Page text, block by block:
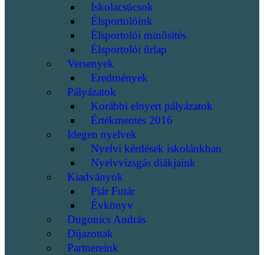
Iskolacsúcsok
Élsportolóink
Élsportolói minősítés
Élsportolói űrlap
Versenyek
Eredmények
Pályázatok
Korábbi elnyert pályázatok
Értékmentés 2016
Idegen nyelvek
Nyelvi kérdések iskolánkban
Nyelvvizsgás diákjaink
Kiadványok
Piár Futár
Évkönyv
Dugonics András
Díjazottak
Partnereink